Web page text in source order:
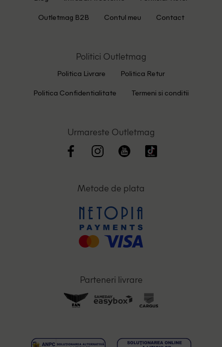
Outletmag B2B Contul meu Contact
Politici Outletmag
Politica Livrare Politica Retur
Politica Confidentialitate Termeni si conditii
Urmareste Outletmag
Metode de plata
Parteneri livrare